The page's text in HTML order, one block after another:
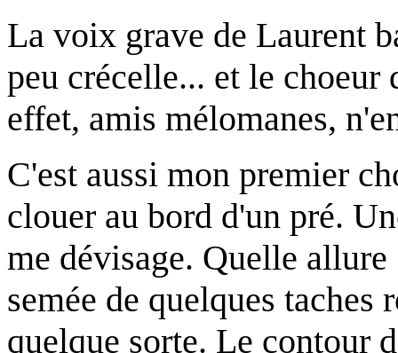
La voix grave de Laurent
peu crécelle... et le
effet, amis mélomanes,
C'est aussi mon premier
clouer au bord d'un pré.
me dévisage. Quelle
semée de quelques taches
quelque sorte. Le contour